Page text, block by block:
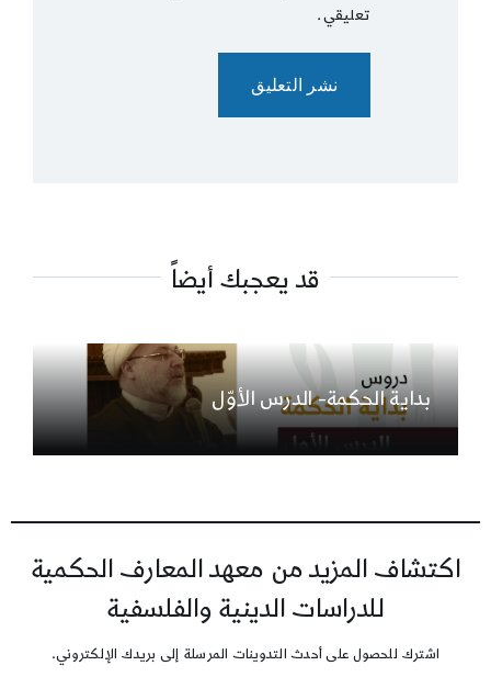
تعليقي.
قد يعجبك أيضاً
بداية الحكمة- الدرس الأوّل
اكتشاف المزيد من معهد المعارف الحكمية
للدراسات الدينية والفلسفية
اشترك للحصول على أحدث التدوينات المرسلة إلى بريدك الإلكتروني.